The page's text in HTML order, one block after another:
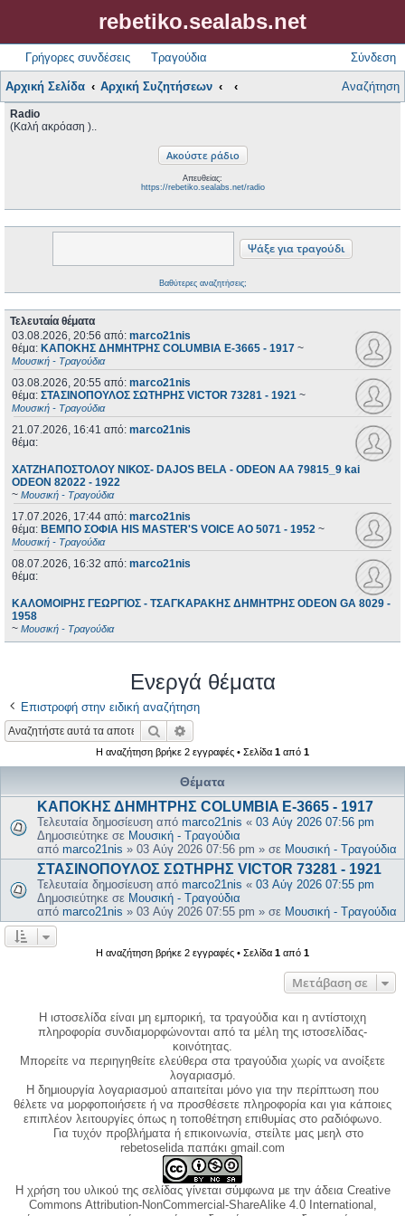
rebetiko.sealabs.net
Γρήγορες συνδέσεις Τραγούδια Σύνδεση
Αρχική Σελίδα Αρχική Συζητήσεων Αναζήτηση
Radio
(Καλή ακρόαση )..
Απευθείας:
https://rebetiko.sealabs.net/radio
Βαθύτερες αναζητήσεις;
Τελευταία θέματα
03.08.2026, 20:56 από: marco21nis
θέμα: ΚΑΠΟΚΗΣ ΔΗΜΗΤΡΗΣ COLUMBIA E-3665 - 1917 ~
Μουσική - Τραγούδια
03.08.2026, 20:55 από: marco21nis
θέμα: ΣΤΑΣΙΝΟΠΟΥΛΟΣ ΣΩΤΗΡΗΣ VICTOR 73281 - 1921 ~
Μουσική - Τραγούδια
21.07.2026, 16:41 από: marco21nis
θέμα:
ΧΑΤΖΗΑΠΟΣΤΟΛΟΥ ΝΙΚΟΣ- DAJOS BELA - ODEON AA 79815_9 kai
ODEON 82022 - 1922
~ Μουσική - Τραγούδια
17.07.2026, 17:44 από: marco21nis
θέμα: ΒΕΜΠΟ ΣΟΦΙΑ HIS MASTER'S VOICE AO 5071 - 1952 ~
Μουσική - Τραγούδια
08.07.2026, 16:32 από: marco21nis
θέμα:
ΚΑΛΟΜΟΙΡΗΣ ΓΕΩΡΓΙΟΣ - ΤΣΑΓΚΑΡΑΚΗΣ ΔΗΜΗΤΡΗΣ ODEON GA 8029 -
1958
~ Μουσική - Τραγούδια
Ενεργά θέματα
Επιστροφή στην ειδική αναζήτηση
Αναζήτηση
Η αναζήτηση βρήκε 2 εγγραφές • Σελίδα 1 από 1
Θέματα
ΚΑΠΟΚΗΣ ΔΗΜΗΤΡΗΣ COLUMBIA E-3665 - 1917
Τελευταία δημοσίευση από marco21nis « 03 Αύγ 2026 07:56 pm
Δημοσιεύτηκε σε Μουσική - Τραγούδια
από marco21nis » 03 Αύγ 2026 07:56 pm » σε Μουσική - Τραγούδια
ΣΤΑΣΙΝΟΠΟΥΛΟΣ ΣΩΤΗΡΗΣ VICTOR 73281 - 1921
Τελευταία δημοσίευση από marco21nis « 03 Αύγ 2026 07:55 pm
Δημοσιεύτηκε σε Μουσική - Τραγούδια
από marco21nis » 03 Αύγ 2026 07:55 pm » σε Μουσική - Τραγούδια
Η αναζήτηση βρήκε 2 εγγραφές • Σελίδα 1 από 1
Μετάβαση σε
Η ιστοσελίδα είναι μη εμπορική, τα τραγούδια και η αντίστοιχη
πληροφορία συνδιαμορφώνονται από τα μέλη της ιστοσελίδας-
κοινότητας.
Μπορείτε να περιηγηθείτε ελεύθερα στα τραγούδια χωρίς να ανοίξετε
λογαριασμό.
Η δημιουργία λογαριασμού απαιτείται μόνο για την περίπτωση που
θέλετε να μορφοποιήσετε ή να προσθέσετε πληροφορία και για κάποιες
επιπλέον λειτουργίες όπως η τοποθέτηση επιθυμίας στο ραδιόφωνο.
Για τυχόν προβλήματα ή επικοινωνία, στείλτε μας μεηλ στο
rebetoselida παπάκι gmail.com
Η χρήση του υλικού της σελίδας γίνεται σύμφωνα με την άδεια Creative
Commons Attribution-NonCommercial-ShareAlike 4.0 International,